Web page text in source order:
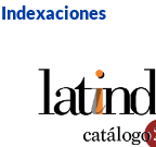
Indexaciones